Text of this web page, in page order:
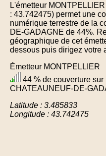
L'émetteur
: 43.742475) permet une
numérique terrestre de la
DE-GADAGNE de 44%.
géographique de cet
dessous puis dirigez votre
Émetteur MONTPELLIER
44 % de couverture
CHATEAUNEUF-DE-
Latitude : 3.485833
Longitude : 43.742475